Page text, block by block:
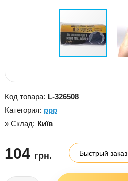
Код товара: L-326508
Категория: ррр
» Склад: Київ
104 грн. Быстрый заказ